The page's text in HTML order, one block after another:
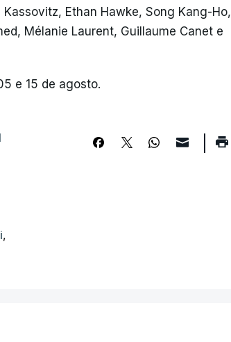
Ethan Hawke, Song Kang-Ho,
Mélanie Laurent, Guillaume Canet e
e 15 de agosto.
,